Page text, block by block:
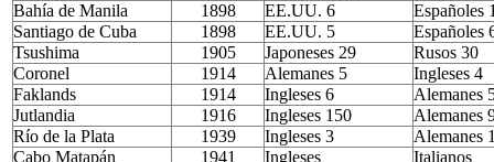
Bahía de Manila
1898 EE.UU. 6
Españoles
Santiago de Cuba
1898 EE.UU. 5
Españoles
Tsushima
1905 Japoneses 29
Rusos 30
Coronel
1914 Alemanes 5
Ingleses 4
Faklands
1914 Ingleses 6
Alemanes
Jutlandia
1916 Ingleses 150
Alemanes
Río de la Plata
1939 Ingleses 3
Alemanes
Cabo Matapán
1941 Ingleses
Italianos